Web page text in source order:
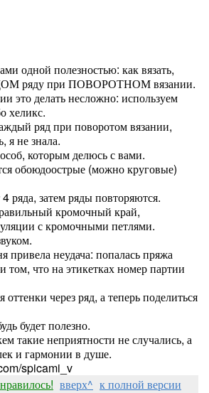
одной полезностью: как вязать,
ряду при ПОВОРОТНОМ вязании.
это делать несложно: используем
хеликс.
ряд при поворотом вязании,
я не знала.
которым делюсь с вами.
обоюдоострые (можно круговые)
ряда, затем ряды повторяются.
кромочный край,
с кромочными петлями.
привела неудача: попалась пряжа
том, что на этикетках номер партии
оттенки через ряд, а теперь поделиться
будет полезно.
такие неприятности не случались, а
и гармонии в душе.
spicami_v
вверх^ к полной версии